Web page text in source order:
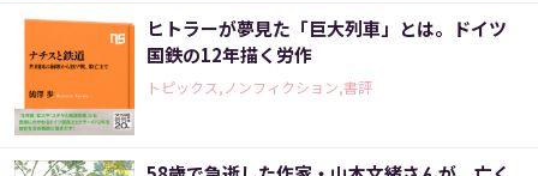
ヒトラーが夢見た「巨大列車」とは。ドイツ
国鉄の12年描く労作
トピックス,ノンフィクション,書評